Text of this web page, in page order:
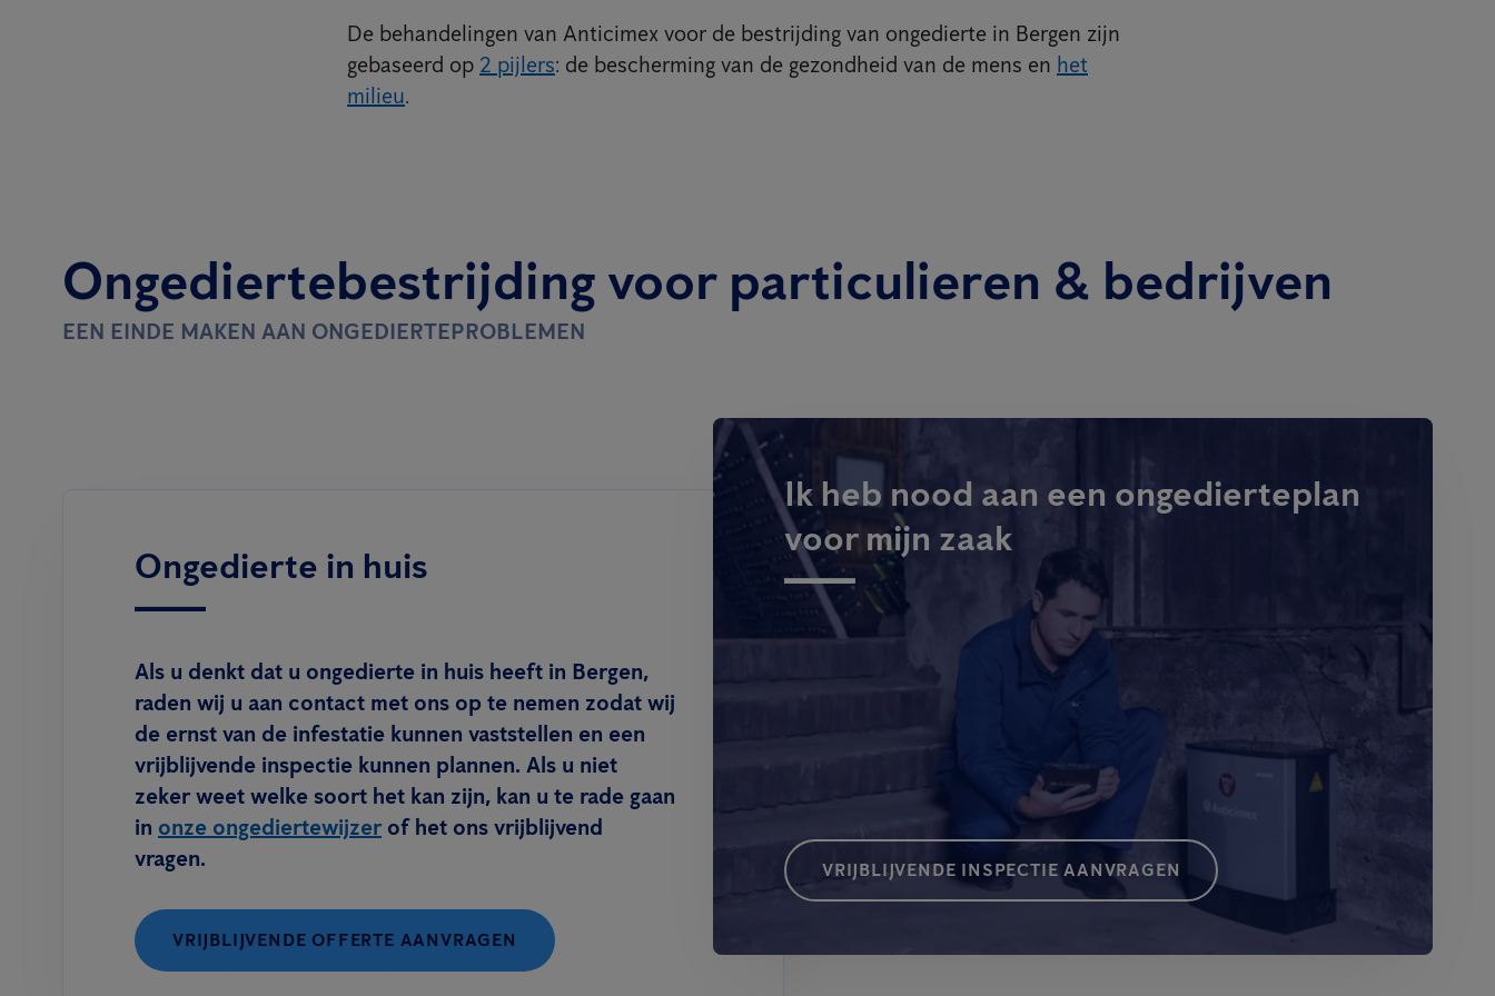
De behandelingen van Anticimex voor de bestrijding van ongedierte in Bergen zijn
gebaseerd op 2 pijlers: de bescherming van de gezondheid van de mens en het
milieu.
Ongediertebestrijding voor particulieren & bedrijven
EEN EINDE MAKEN AAN ONGEDIERTEPROBLEMEN
Ongedierte in huis
Als u denkt dat u ongedierte in huis heeft in Bergen,
raden wij u aan contact met ons op te nemen zodat wij
de ernst van de infestatie kunnen vaststellen en een
vrijblijvende inspectie kunnen plannen. Als u niet
zeker weet welke soort het kan zijn, kan u te rade gaan
in onze ongediertewijzer of het ons vrijblijvend
vragen.
VRIJBLIJVENDE OFFERTE AANVRAGEN
Ik heb nood aan een ongedierteplan
voor mijn zaak
VRIJBLIJVENDE INSPECTIE AANVRAGEN